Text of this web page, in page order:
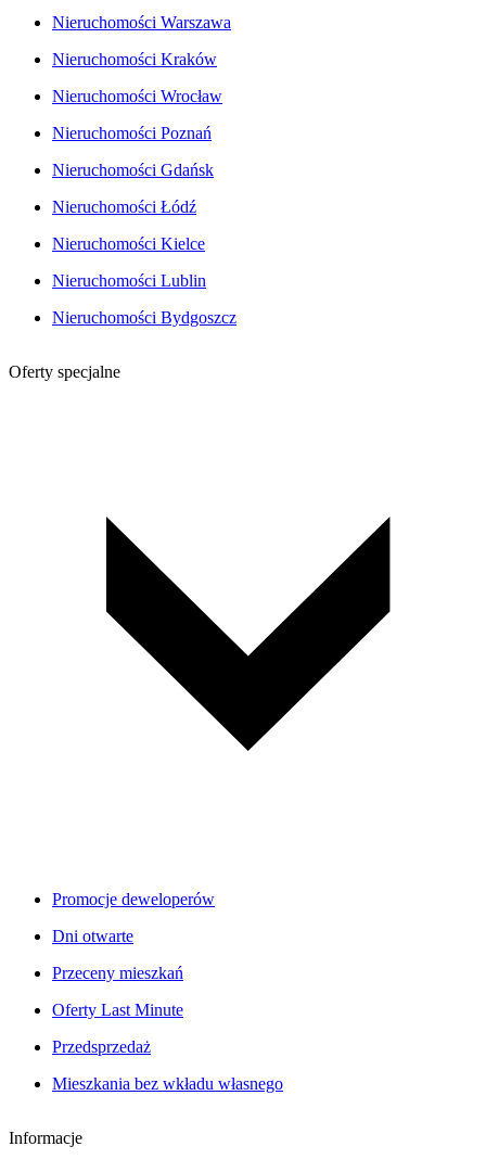
Nieruchomości Warszawa
Nieruchomości Kraków
Nieruchomości Wrocław
Nieruchomości Poznań
Nieruchomości Gdańsk
Nieruchomości Łódź
Nieruchomości Kielce
Nieruchomości Lublin
Nieruchomości Bydgoszcz
Oferty specjalne
Promocje deweloperów
Dni otwarte
Przeceny mieszkań
Oferty Last Minute
Przedsprzedaż
Mieszkania bez wkładu własnego
Informacje